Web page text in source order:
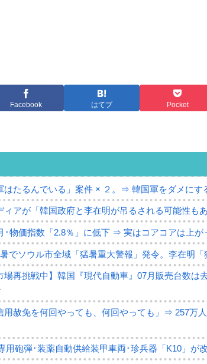
Facebook はてブ Pocket
はたるんでいる」案件 × ２。⇒ 韓国軍をダメにす
ィアが「韓国政府と李在明が吊るされる可能性も
･物価指数「2.8％」に低下 ⇒ 実はコアコアは上が
でソウル市全域「猛暑重大警報」発令。李在明「
場再挑戦中】韓国『現代自動車』07月販売台数は
用赦免を何回やっても、何回やっても」⇒ 257万
用砲弾･装薬自動供給装甲車両･珍兵器「K10」が